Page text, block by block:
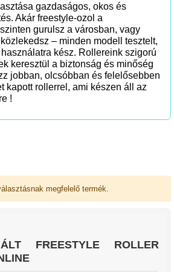
gazdaságos, okos és
Akár freestyle-ozol a
gurulsz a városban, vagy
– minden modell tesztelt,
kész. Rollereink szigorú
keresztül a biztonság és minőség
jobban, olcsóbban és felelősebben
kapott rollerrel, ami készen áll az
!
megfelelő termék.
FREESTYLE ROLLER